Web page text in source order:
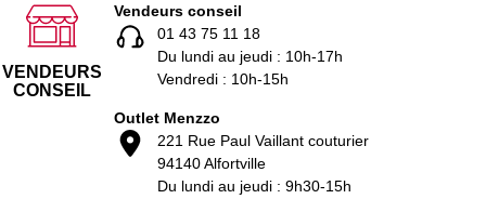
VENDEURS
CONSEIL
Vendeurs conseil
01 43 75 11 18
Du lundi au jeudi : 10h-17h
Vendredi : 10h-15h
Outlet Menzzo
221 Rue Paul Vaillant couturier
94140 Alfortville
Du lundi au jeudi : 9h30-15h